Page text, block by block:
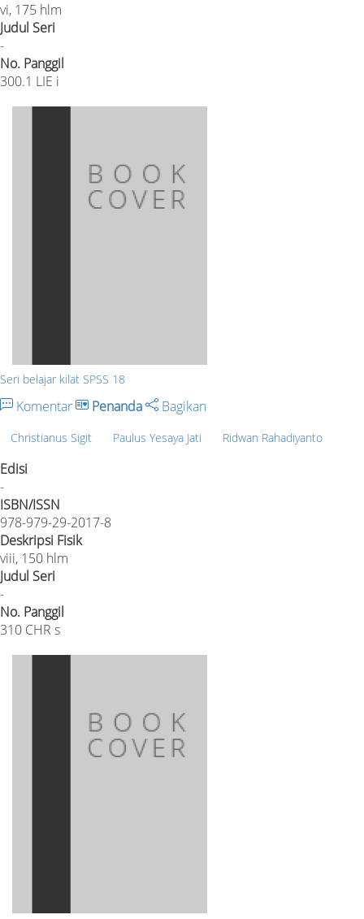
vi, 175 hlm
Judul Seri
-
No. Panggil
300.1 LIE i
Seri belajar kilat SPSS 18
Komentar Penanda Bagikan
Christianus Sigit Paulus Yesaya Jati Ridwan Rahadiyanto
Edisi
-
ISBN/ISSN
978-979-29-2017-8
Deskripsi Fisik
viii, 150 hlm
Judul Seri
-
No. Panggil
310 CHR s